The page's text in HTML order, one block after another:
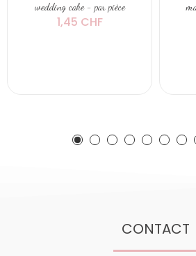
wedding cake - par pièce
1,45 CHF
CONTACT